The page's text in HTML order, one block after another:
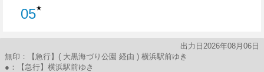
05★
出力日2026年08月06日
無印：【急行】( 大黒海づり公園 経由 ) 横浜駅前ゆき
●：【急行】横浜駅前ゆき